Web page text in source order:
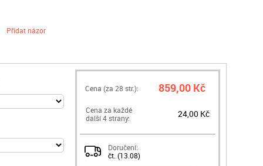
Přidat názor
Cena (za 28 str.): 859,00 Kč
Cena za každé
další 4 strany:
24,00 Kč
Doručení:
čt. (13.08)